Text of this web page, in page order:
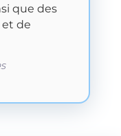
que des
et de